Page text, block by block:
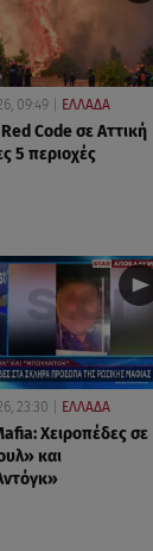
09:49 ΕΛΛΑΔΑ
Code σε Αττική
5 περιοχές
23:30 ΕΛΛΑΔΑ
Χειροπέδες σε
και